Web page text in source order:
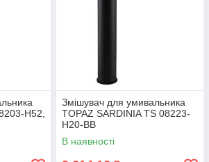
H52,
Змішувач для умивальника
TOPAZ SARDINIA TS 08223-
H20-BB
В наявності